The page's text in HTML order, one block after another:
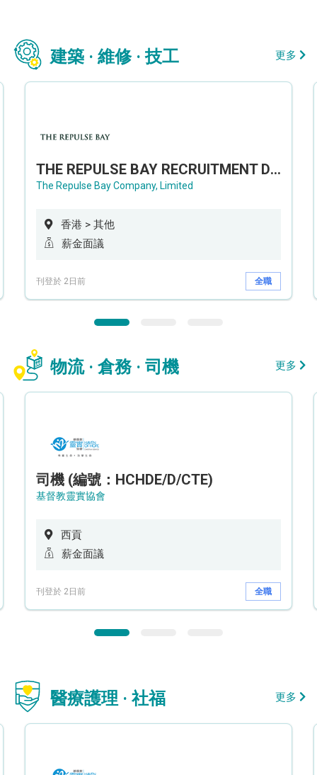
建築 · 維修 · 技工 更多
THE REPULSE BAY RECRUITMENT DAY 淺水灣影灣園人才招聘會
The Repulse Bay Company, Limited
香港 > 其他
薪金面議
刊登於 2日前 全職
物流 · 倉務 · 司機 更多
司機 (編號：HCHDE/D/CTE)
基督教靈實協會
西貢
薪金面議
刊登於 2日前 全職
醫療護理 · 社福 更多